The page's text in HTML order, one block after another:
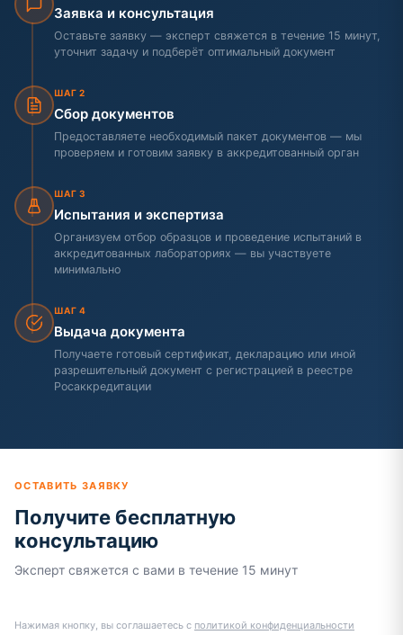
Заявка и консультация
Оставьте заявку — эксперт свяжется в течение 15 минут,
уточнит задачу и подберёт оптимальный документ
ШАГ 2
Сбор документов
Предоставляете необходимый пакет документов — мы
проверяем и готовим заявку в аккредитованный орган
ШАГ 3
Испытания и экспертиза
Организуем отбор образцов и проведение испытаний в
аккредитованных лабораториях — вы участвуете
минимально
ШАГ 4
Выдача документа
Получаете готовый сертификат, декларацию или иной
разрешительный документ с регистрацией в реестре
Росаккредитации
ОСТАВИТЬ ЗАЯВКУ
Получите бесплатную
консультацию
Эксперт свяжется с вами в течение 15 минут
Нажимая кнопку, вы соглашаетесь с политикой конфиденциальности